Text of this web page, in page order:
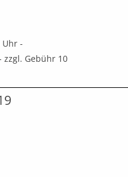
Uhr -
Gebühr 10